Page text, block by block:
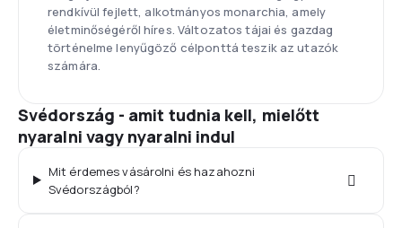
rendkívül fejlett, alkotmányos monarchia, amely
életminőségéről híres. Változatos tájai és gazdag
történelme lenyűgöző célponttá teszik az utazók
számára.
Svédország - amit tudnia kell, mielőtt
nyaralni vagy nyaralni indul
Mit érdemes vásárolni és hazahozni
Svédországból?